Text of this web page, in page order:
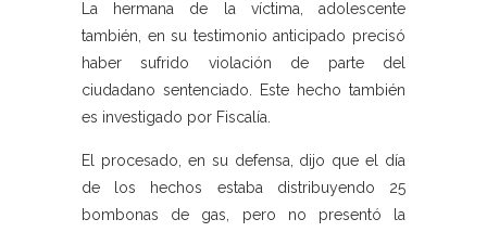
La hermana de la víctima, adolescente
también, en su testimonio anticipado precisó
haber sufrido violación de parte del
ciudadano sentenciado. Este hecho también
es investigado por Fiscalía.
El procesado, en su defensa, dijo que el día
de los hechos estaba distribuyendo 25
bombonas de gas, pero no presentó la